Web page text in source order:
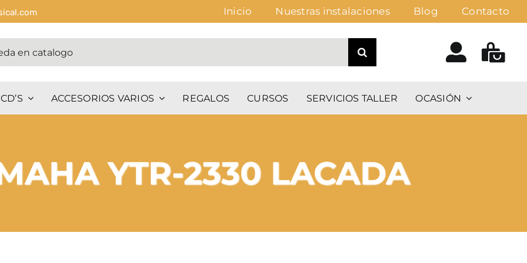
Inicio Nuestras instalaciones Blog Contacto
ACCESORIOS VARIOS REGALOS CURSOS SERVICIOS TALLER OCASIÓN
YTR-2330 LACADA